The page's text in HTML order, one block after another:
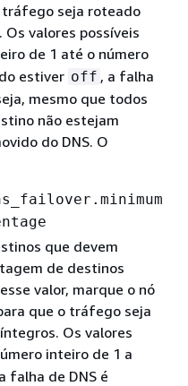
tráfego seja roteado
valores possíveis
de 1 até o número
estiver off , a falha
mesmo que todos
não estejam
do DNS. O
que devem
de destinos
valor, marque o nó
que o tráfego seja
Os valores
inteiro de 1 a
falha de DNS é